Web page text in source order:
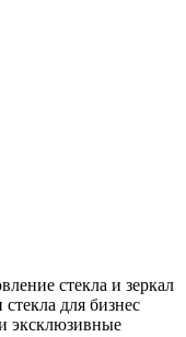
стекла и зеркал
для бизнес
эксклюзивные